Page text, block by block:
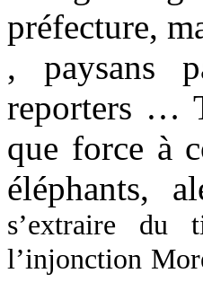
préfecture,
, paysans
reporters …
que force à
éléphants,
s’extraire du
l’injonction